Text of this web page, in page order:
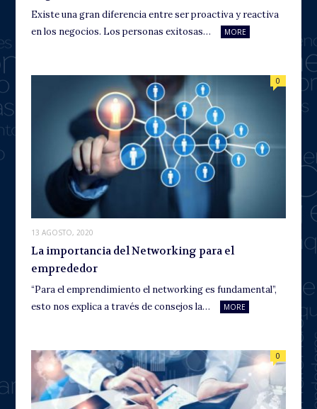
Existe una gran diferencia entre ser proactiva y reactiva
en los negocios. Los personas exitosas…
MORE
13 AGOSTO, 2020
0
La importancia del Networking para el
emprededor
“Para el emprendimiento el networking es fundamental”,
esto nos explica a través de consejos la…
MORE
0